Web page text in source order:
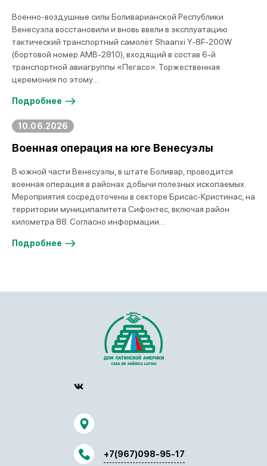
Военно-воздушные силы Боливарианской Республики
Венесуэла восстановили и вновь ввели в эксплуатацию
тактический транспортный самолёт Shaanxi Y-8F-200W
(бортовой номер AMB-2810), входящий в состав 6-й
транспортной авиагруппы «Пегасо». Торжественная
церемония по этому…
Подробнее
10.06.2026
Военная операция на юге Венесуэлы
В южной части Венесуэлы, в штате Боливар, проводится
военная операция в районах добычи полезных ископаемых.
Мероприятия сосредоточены в секторе Брисас-Кристинас, на
территории муниципалитета Сифонтес, включая район
километра 88. Согласно информации…
Подробнее
+7(967)098-95-17